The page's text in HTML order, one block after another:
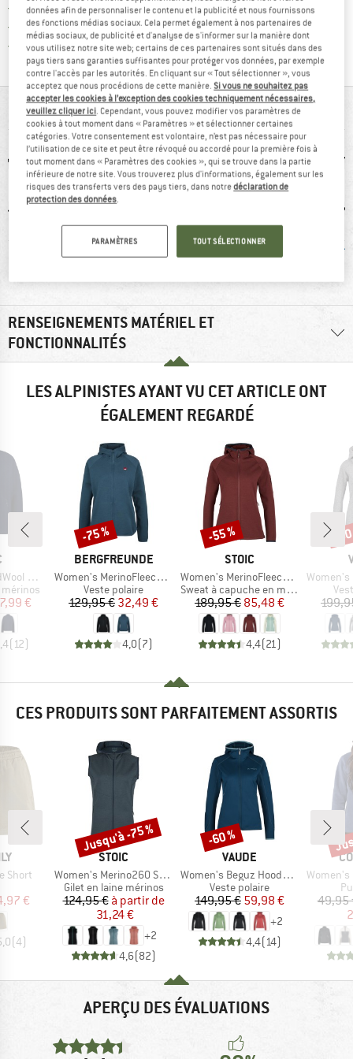
> 4 000 000 clients satisfaits
Tous les articles disponibles
Protection des acheteurs de Trusted ShopsTrouve toutes les
VUE D'ENSEMBLE
Sans
RENSEIGNEMENTS MATÉRIEL ET
FONCTIONNALITÉS
LES ALPINISTES AYANT VU CET ARTICLE ONT
ÉGALEMENT REGARDÉ
Jacket
réduit
€
( 12)
MARQUE
BERGFREUNDE
Article
Women's MerinoFleece NeuffenBF. Zip Hoody
Product group
Veste polaire
Prix
129,95 €Prix réduit
32,49 €
4,0(7)
Remise
-75 %
MARQUE
STOIC
Article
Women's MerinoFleece335 KuolpaSt. II Zip Hoody
Product group
Sweat à capuche en mérinos
Prix
189,95 €Prix réduit
85,48 €
4,4(21)
Remise
-55 %
Article
Women's
-
CES PRODUITS SONT PARFAITEMENT ASSORTIS
Short
réduit
€
(4)
MARQUE
STOIC
Article
Women's Merino260 StadjanSt. Vest
Product group
Gilet en laine mérinos
Prix
124,95 € Prix réduit
à partir de
31,24 €
+2
4,6(82)
Remise
Jusqu'à -75 %
MARQUE
VAUDE
Article
Women's Beguz Hoody Jacket
Product group
Veste polaire
Prix
149,95 €Prix réduit
59,98 €
+2
4,4(14)
Remise
-60 %
Article
Women's Benton
49,95
APERÇU DES ÉVALUATIONS
données afin de personnaliser le contenu et la publicité et nous fournissons
des fonctions médias sociaux. Cela permet également à nos partenaires de
médias sociaux, de publicité et d'analyse de s'informer sur la manière dont
vous utilisez notre site web; certains de ces partenaires sont situés dans des
pays tiers sans garanties suffisantes pour protéger vos données, par exemple
contre l'accès par les autorités. En cliquant sur « Tout sélectionner », vous
acceptez que nous procédions de cette manière.Si vous ne souhaitez pas
accepter les cookies à l’exception des cookies techniquement nécessaires,
veuillez cliquer ici. Cependant, vous pouvez modifier vos paramètres de
cookies à tout moment dans « Paramètres » et sélectionner certaines
catégories. Votre consentement est volontaire, n’est pas nécessaire pour
l’utilisation de ce site et peut être révoqué ou accordé pour la première fois à
tout moment dans « Paramètres des cookies », qui se trouve dans la partie
inférieure de notre site. Vous trouverez plus d'informations, également sur les
risques des transferts vers des pays tiers, dans notredéclaration de
protection des données.
PARAMÈTRES TOUT SÉLECTIONNER